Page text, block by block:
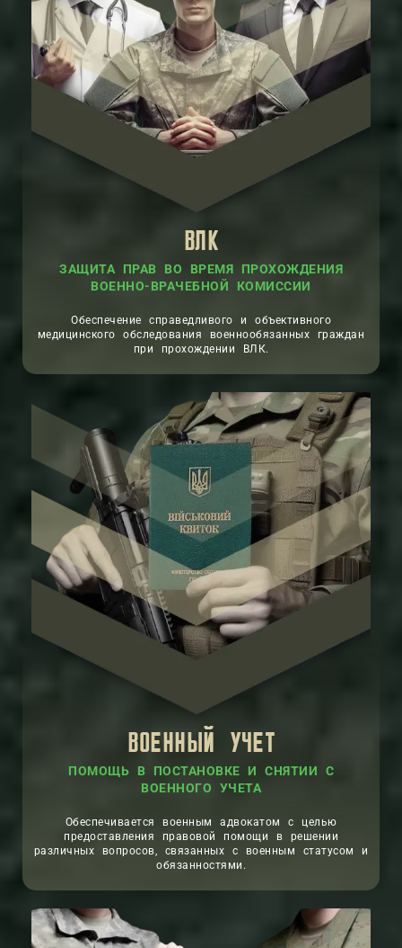
ВЛК
ЗАЩИТА ПРАВ ВО ВРЕМЯ ПРОХОЖДЕНИЯ
ВОЕННО-ВРАЧЕБНОЙ КОМИССИИ
Обеспечение справедливого и объективного
медицинского обследования военнообязанных граждан
при прохождении ВЛК.
ВОЕННЫЙ УЧЕТ
ПОМОЩЬ В ПОСТАНОВКЕ И СНЯТИИ С
ВОЕННОГО УЧЕТА
Обеспечивается военным адвокатом с целью
предоставления правовой помощи в решении
различных вопросов, связанных с военным статусом и
обязанностями.